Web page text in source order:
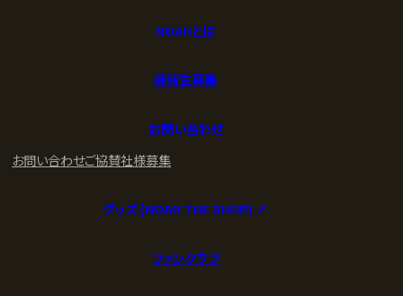
NOAHとは
練習生募集
お問い合わせ
お問い合わせご協賛社様募集
グッズ (NOAH THE SHOP) ↗︎
ファンクラブ